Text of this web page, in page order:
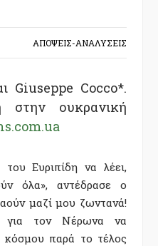
ΑΠΟΨΕΙΣ-ΑΝΑΛΥΣΕΙΣ
Giuseppe Cocco*.
στην ουκρανική
Ευριπίδη να λέει,
όλα», αντέδρασε ο
μαζί μου ζωντανά!
για τον Νέρωνα να
κόσμου παρά το τέλος